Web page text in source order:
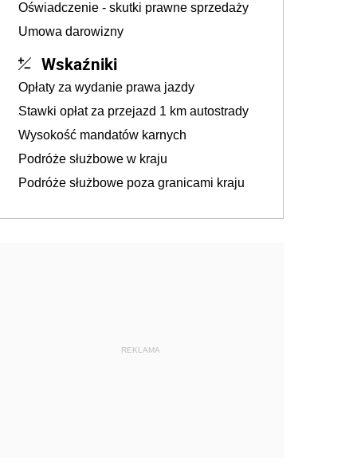
Oświadczenie - skutki prawne sprzedaży
Umowa darowizny
Wskaźniki
Opłaty za wydanie prawa jazdy
Stawki opłat za przejazd 1 km autostrady
Wysokość mandatów karnych
Podróże służbowe w kraju
Podróże służbowe poza granicami kraju
REKLAMA